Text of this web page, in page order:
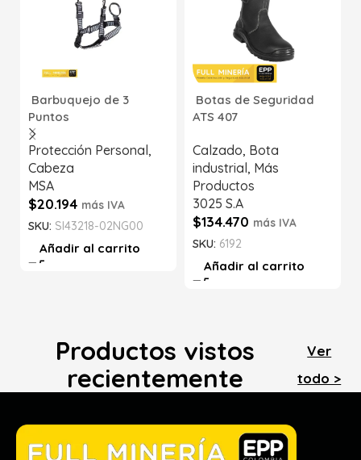
Barbuquejo de 3
Puntos
Protección Personal,
Cabeza
MSA
$20.194 más IVA
SKU: SI43218-02NG00
Añadir al carrito
Botas de Seguridad
ATS 407
Calzado, Bota
industrial, Más
Productos
3025 S.A
$134.470 más IVA
SKU: 6192
Añadir al carrito
Productos vistos
recientemente
Ver
todo >